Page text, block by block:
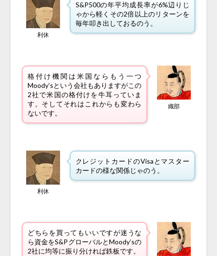
利休
S&P500の年平均成長率が6%辺りじ
ゃから軽くその2倍以上のリターンを
毎年叩き出しておるのう。
格付け機関は米国ならもう一つ
Moody’sという会社もありますがこの
2社で米国の格付けを牛耳っていま
す。そしてそれはこれからも変わら
ないです。
織部
利休
クレジットカードのVisaとマスター
カードの様な関係じゃのう。
どちらを買ってもいいですが迷うな
ら資金をS&PグローバルとMoody’sの
2社に均等に振り分ければ鉄板です。